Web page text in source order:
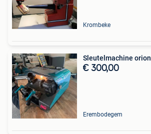
Krombeke
Sleutelmachine orion
€ 300,00
Erembodegem